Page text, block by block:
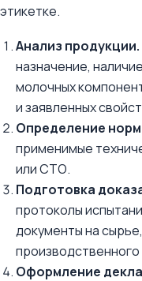
этикетке.
Анализ продукции.
назначение,
молочных
и заявленных
Определение
применимые
или СТО.
Подготовка
протоколы
документы на
Оформление